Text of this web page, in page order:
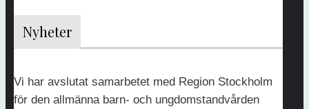
120
61
Tel
08-
Nyheter
Vi har avslutat samarbetet med Region Stockholm
för den allmänna barn- och ungdomstandvården